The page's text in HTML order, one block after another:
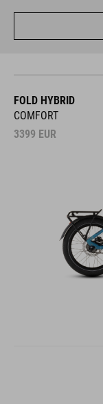
FOLD HYBRID
COMFORT
3399 EUR